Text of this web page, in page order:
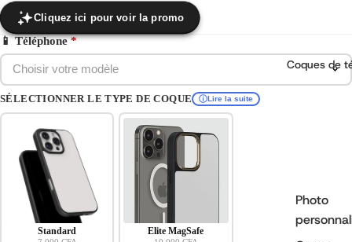
Coques de
Photo
Cliquez ici pour voir la promo
📱 Téléphone*
Choisir votre modèle
SÉLECTIONNER LE TYPE DE COQUE Lire la suite
Standard
Elite MagSafe